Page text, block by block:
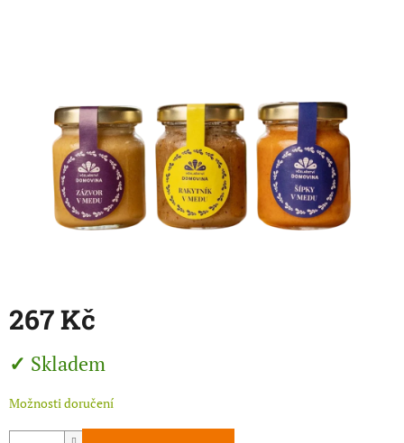
267 Kč
cena:Skladem
Možnosti doručení